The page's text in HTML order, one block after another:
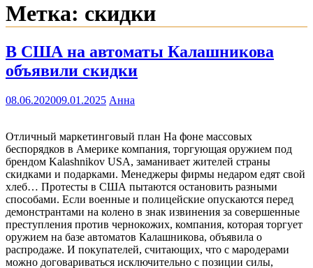
Метка: скидки
В США на автоматы Калашникова
объявили скидки
08.06.202009.01.2025 Анна
Отличный маркетинговый план На фоне массовых
беспорядков в Америке компания, торгующая оружием под
брендом Kalashnikov USA, заманивает жителей страны
скидками и подарками. Менеджеры фирмы недаром едят свой
хлеб… Протесты в США пытаются остановить разными
способами. Если военные и полицейские опускаются перед
демонстрантами на колено в знак извинения за совершенные
преступления против чернокожих, компания, которая торгует
оружием на базе автоматов Калашникова, объявила о
распродаже. И покупателей, считающих, что с мародерами
можно договариваться исключительно с позиции силы,